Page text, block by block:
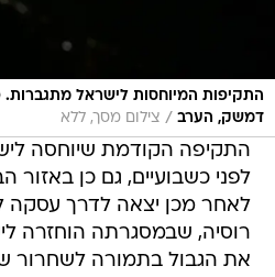
התקיפות המיוחסות לישראל מתגברות.
דמשק, הערב / צילום מסך, ללא
התקיפה הקודמת שיוחסה
לפני כשבועיים, גם כן באזור
לאחר מכן יצאה לדרך עסקה
רוסיה, שבמסגרתה הוחזרה
את הגבול בתמורה לשחרור